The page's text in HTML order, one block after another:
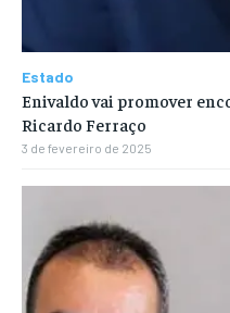
Estado
Enivaldo vai promover
Ricardo Ferraço
3 de fevereiro de 2025